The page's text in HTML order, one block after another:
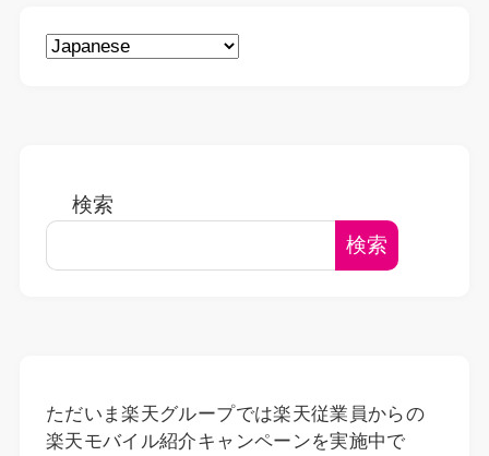
検索
検索
ただいま楽天グループでは楽天従業員からの
楽天モバイル紹介キャンペーンを実施中で